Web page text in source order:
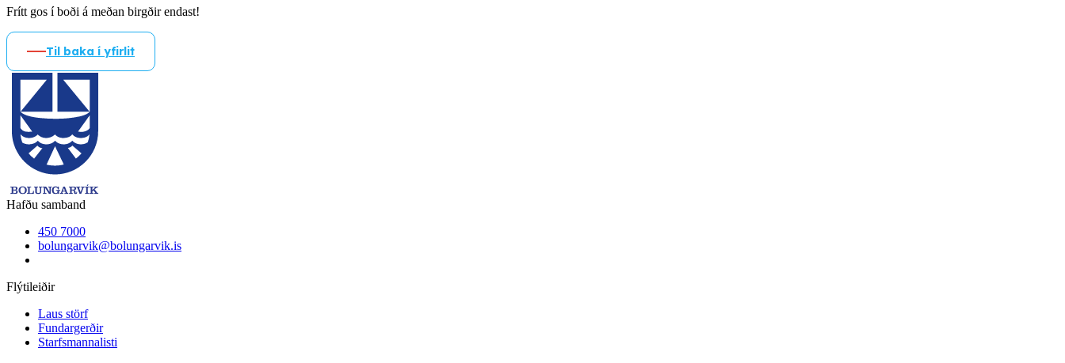
Frítt gos í boði á meðan birgðir endast!
Til baka í yfirlit
Hafðu samband
450 7000
bolungarvik@bolungarvik.is
Flýtileiðir
Laus störf
Fundargerðir
Starfsmannalisti